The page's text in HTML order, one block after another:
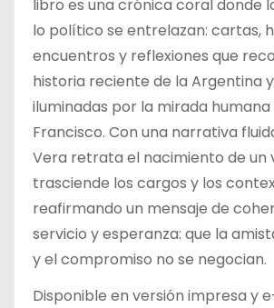
libro es una crónica coral donde
lo político se entrelazan: cartas,
encuentros y reflexiones que
historia reciente de la Argentina
iluminadas por la mirada
Francisco. Con una narrativa
Vera retrata el nacimiento de un
trasciende los cargos y los
reafirmando un mensaje de
servicio y esperanza: que la
y el compromiso no se negocian.
Disponible en versión impresa y